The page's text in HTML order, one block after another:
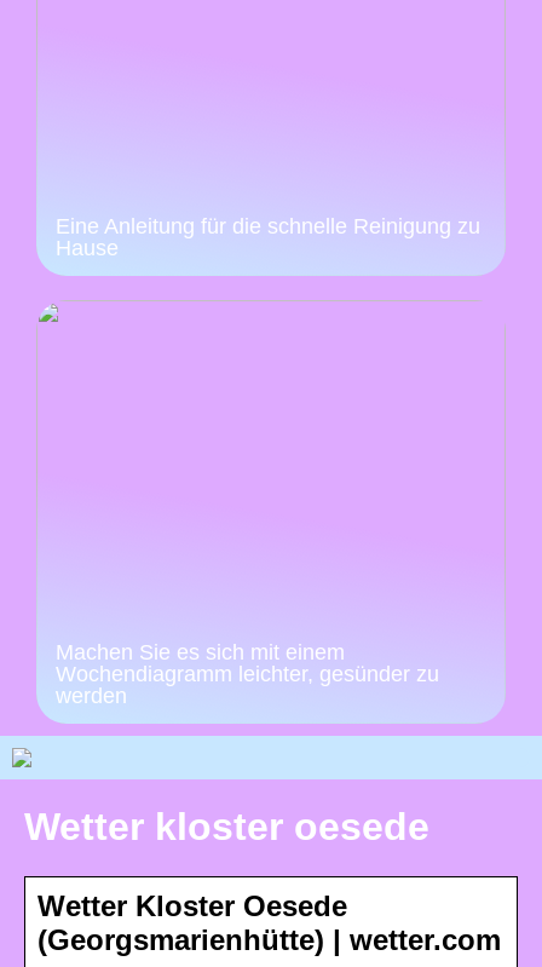
Eine Anleitung für die schnelle Reinigung zu
Hause
Machen Sie es sich mit einem
Wochendiagramm leichter, gesünder zu
werden
Wetter kloster oesede
Wetter Kloster Oesede
(Georgsmarienhütte) | wetter.com